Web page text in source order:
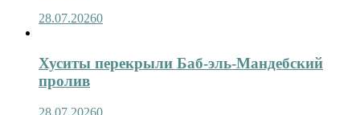
28.07.20260
Хуситы перекрыли Баб-эль-Мандебский
пролив
28.07.20260